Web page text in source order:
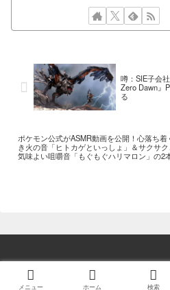
噂：SIE子会
Zero Dawn』
る
ポケモン公式がASMR動画を公開！心落ち着
き火の音「ヒトカゲといっしょ」＆サクサ
気味よい咀嚼音「もぐもぐハリマロン」の2
© 2014 ゲーム情報！
メニュー ホーム 検索